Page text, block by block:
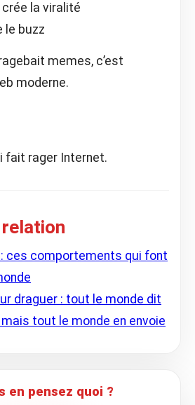
la viralité
le buzz
memes, c’est
moderne.
fait rager Internet.
ces comportements qui font
draguer : tout le monde dit
mais tout le monde en envoie
en pensez quoi ?